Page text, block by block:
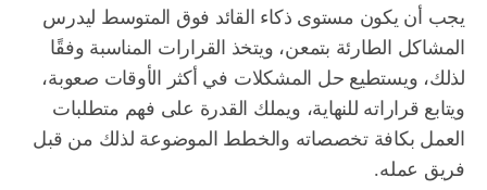
يجب أن يكون مستوى ذكاء القائد فوق المتوسط ليدرس
المشاكل الطارئة بتمعن، ويتخذ القرارات المناسبة وفقًا
لذلك، ويستطيع حل المشكلات في أكثر الأوقات صعوبة،
ويتابع قراراته للنهاية، ويملك القدرة على فهم متطلبات
العمل بكافة تخصصاته والخطط الموضوعة لذلك من قبل
فريق عمله.